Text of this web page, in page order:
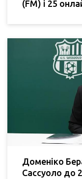
(FM) і 25
Доменіко
Сассуоло до